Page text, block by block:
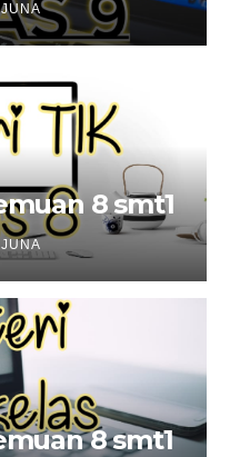
8 smt1
8 smt1